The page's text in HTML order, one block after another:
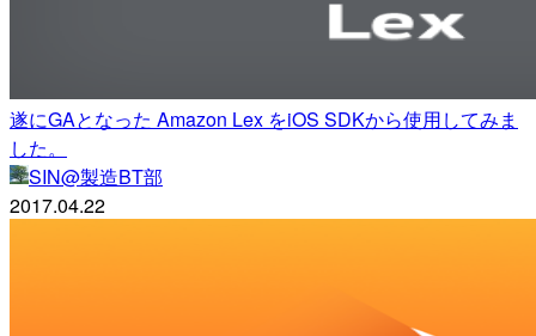
遂にGAとなった Amazon Lex をiOS SDKから使用してみま
した。
SIN@製造BT部
2017.04.22